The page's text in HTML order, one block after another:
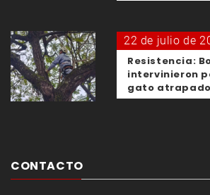
22 de julio de
Resistencia:
intervinieron
gato
CONTACTO